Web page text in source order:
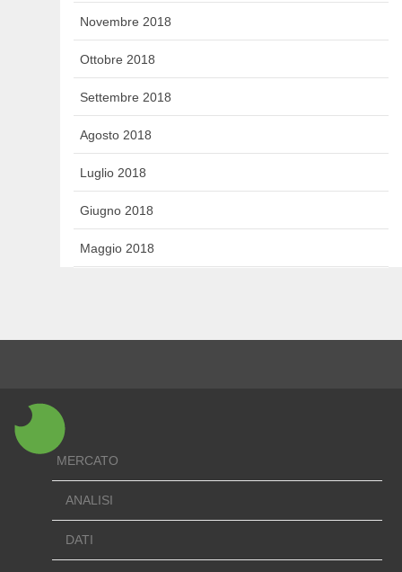
Novembre 2018
Ottobre 2018
Settembre 2018
Agosto 2018
Luglio 2018
Giugno 2018
Maggio 2018
MERCATO
ANALISI
DATI